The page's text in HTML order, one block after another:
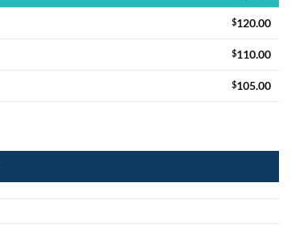
$120.00
$110.00
$105.00